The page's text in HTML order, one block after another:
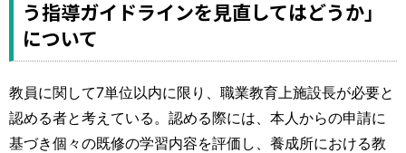
う指導ガイドラインを見直してはどうか」
について
教員に関して7単位以内に限り、職業教育上施設長が必要と
認める者と考えている。認める際には、本人からの申請に
基づき個々の既修の学習内容を評価し、養成所における教